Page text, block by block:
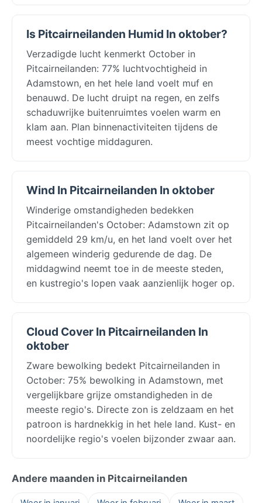
Is Pitcairneilanden Humid In oktober?
Verzadigde lucht kenmerkt October in
Pitcairneilanden: 77% luchtvochtigheid in
Adamstown, en het hele land voelt muf en
benauwd. De lucht druipt na regen, en zelfs
schaduwrijke buitenruimtes voelen warm en
klam aan. Plan binnenactiviteiten tijdens de
meest vochtige middaguren.
Wind In Pitcairneilanden In oktober
Winderige omstandigheden bedekken
Pitcairneilanden's October: Adamstown zit op
gemiddeld 29 km/u, en het land voelt over het
algemeen winderig gedurende de dag. De
middagwind neemt toe in de meeste steden,
en kustregio's lopen vaak aanzienlijk hoger op.
Cloud Cover In Pitcairneilanden In
oktober
Zware bewolking bedekt Pitcairneilanden in
October: 75% bewolking in Adamstown, met
vergelijkbare grijze omstandigheden in de
meeste regio's. Directe zon is zeldzaam en het
patroon is hardnekkig in het hele land. Kust- en
noordelijke regio's voelen bijzonder zwaar aan.
Andere maanden in Pitcairneilanden